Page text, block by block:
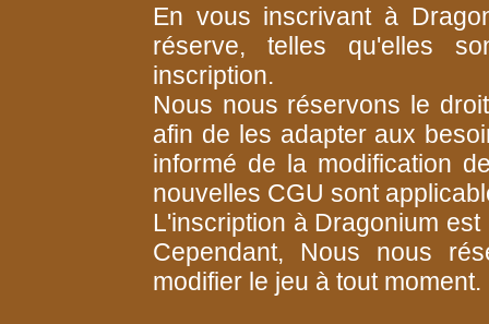
En vous inscrivant à
réserve, telles qu'elles
inscription.
Nous nous réservons le
afin de les adapter aux
informé de la modification
nouvelles CGU sont
L'inscription à Dragonium
Cependant, Nous nous
modifier le jeu à tout moment.